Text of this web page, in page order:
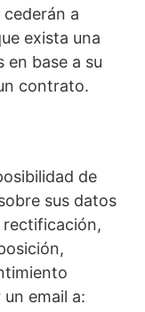
a
exista una
en base a su
contrato.
de
sus datos
rectificación,
email a: